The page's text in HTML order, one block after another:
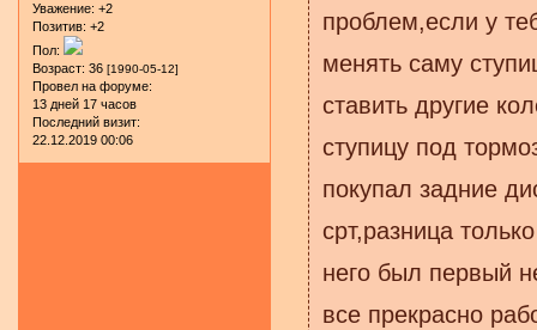
Уважение: +2
Позитив: +2
Пол:
Возраст: 36 [1990-05-12]
Провел на форуме:
13 дней 17 часов
Последний визит:
22.12.2019 00:06
проблем,если у
менять саму
ставить другие
ступицу под
покупал задние
срт,разница
него был первый
все прекрасно